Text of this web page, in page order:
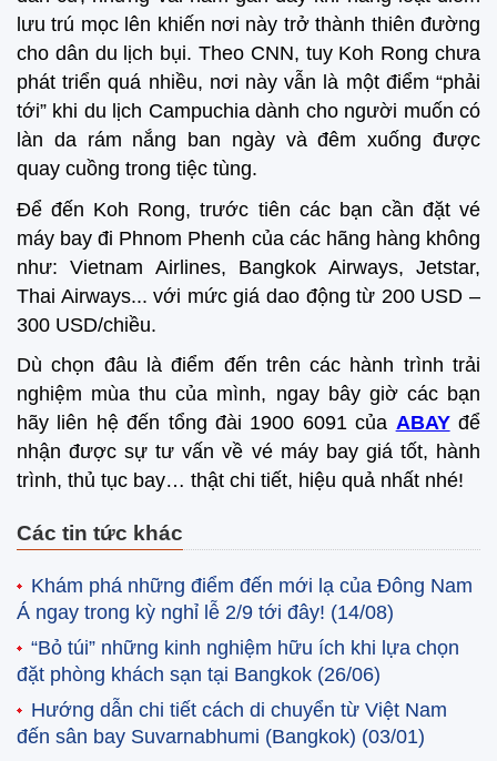
lưu trú mọc lên khiến nơi này trở thành thiên đường
cho dân du lịch bụi. Theo CNN, tuy Koh Rong chưa
phát triển quá nhiều, nơi này vẫn là một điểm “phải
tới” khi du lịch Campuchia dành cho người muốn có
làn da rám nắng ban ngày và đêm xuống được
quay cuồng trong tiệc tùng.
Để đến Koh Rong, trước tiên các bạn cần đặt vé
máy bay đi Phnom Phenh của các hãng hàng không
như: Vietnam Airlines, Bangkok Airways, Jetstar,
Thai Airways... với mức giá dao động từ 200 USD –
300 USD/chiều.
Dù chọn đâu là điểm đến trên các hành trình trải
nghiệm mùa thu của mình, ngay bây giờ các bạn
hãy liên hệ đến tổng đài 1900 6091 của ABAYđể
nhận được sự tư vấn về vé máy bay giá tốt, hành
trình, thủ tục bay… thật chi tiết, hiệu quả nhất nhé!
Các tin tức khác
Khám phá những điểm đến mới lạ của Đông Nam
Á ngay trong kỳ nghỉ lễ 2/9 tới đây! (14/08)
“Bỏ túi” những kinh nghiệm hữu ích khi lựa chọn
đặt phòng khách sạn tại Bangkok (26/06)
Hướng dẫn chi tiết cách di chuyển từ Việt Nam
đến sân bay Suvarnabhumi (Bangkok) (03/01)